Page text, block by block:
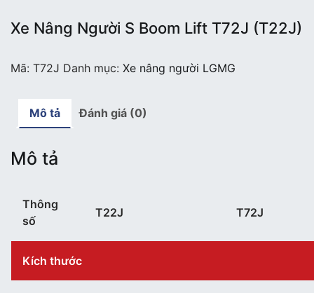
Xe Nâng Người S Boom Lift T72J (T22J)
Mã: T72J Danh mục: Xe nâng người LGMG
Mô tả Đánh giá (0)
Mô tả
Thông
số
T22J T72J
Kích thước